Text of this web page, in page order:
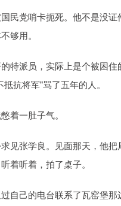
民党哨卡扼死。他不是没
够用。
特派员，实际上是个被困
抗将军"骂了五年的人。
着一肚子气。
见张学良。见面那天，他
着听着，拍了桌子。
自己的电台联系了瓦窑堡